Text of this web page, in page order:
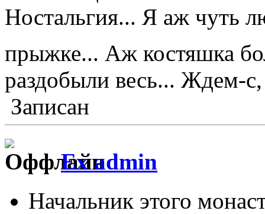
Ностальгия... Я аж чуть
прыжке... Аж костяшка
раздобыли весь... Ждем-с,
Записан
Ex admin
Начальник этого